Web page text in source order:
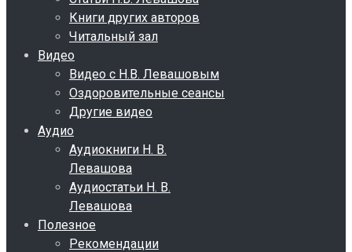
Книги других авторов
Читальный зал
Видео
Видео с Н.В. Левашовым
Оздоровительные сеансы
Другие видео
Аудио
Аудиокниги Н. В.
Левашова
Аудиостатьи Н. В.
Левашова
Полезное
Рекомендации